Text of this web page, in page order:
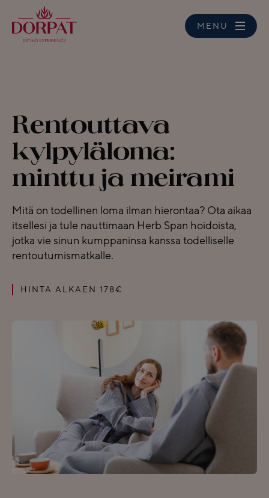
MENU
Rentouttava
kylpyläloma:
minttu ja meirami
Mitä on todellinen loma ilman hierontaa? Ota aikaa
itsellesi ja tule nauttimaan Herb Span hoidoista,
jotka vie sinun kumppaninsa kanssa todelliselle
rentoutumismatkalle.
HINTA ALKAEN 178€